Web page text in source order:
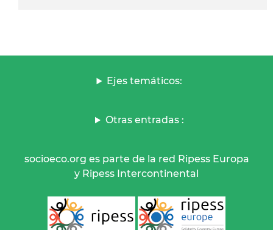
Ejes temáticos:
Otras entradas :
socioeco.org es parte de la red Ripess Europa
y Ripess Intercontinental